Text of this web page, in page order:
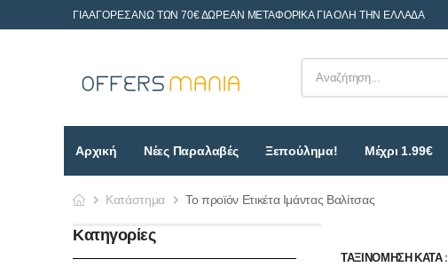
ΓΙΑ ΑΓΟΡΕΣ ΑΝΩ ΤΩΝ 70€ ΔΩΡΕΑΝ ΜΕΤΑΦΟΡΙΚΑ ΓΙΑ ΟΛΗ ΤΗΝ ΕΛΛΑΔΑ
Αρχική Νέες Παραλαβές Ξεπούλημα! Μέχρι 1.99€
Κατάστημα
Το προϊόν Ετικέτα Ιμάντας Βαλίτσας
Κατηγορίες
ΤΑΞΙΝΌΜΗΣΗ ΚΑΤΆ :